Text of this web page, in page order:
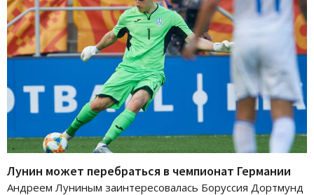
Лунин может перебраться в чемпионат Германии
Андреем Луниным заинтересовалась Боруссия Дортмунд